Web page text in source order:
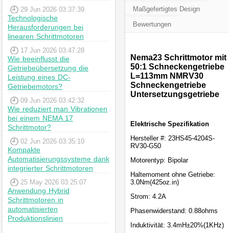
29 Jun 2026 03:37:39
Technologische
Herausforderungen bei
linearen Schrittmotoren
17 Jun 2026 03:47:28
Wie beeinflusst die
Getriebeübersetzung die
Leistung eines DC-
Getriebemotors?
09 Jun 2026 03:42:32
Wie reduziert man Vibrationen
bei einem NEMA 17
Schrittmotor?
02 Jun 2026 03:35:10
Kompakte
Automatisierungssysteme dank
integrierter Schrittmotoren
25 May 2026 03:25:07
Anwendung Hybrid
Schrittmotoren in
automatisierten
Produktionslinien
Maßgefertigtes Design
Bewertungen
Nema23 Schrittmotor mit
50:1 Schneckengetriebe
L=113mm NMRV30
Schneckengetriebe
Untersetzungsgetriebe
Elektrische Spezifikation
Hersteller #: 23HS45-4204S-
RV30-G50
Motorentyp: Bipolar
Haltemoment ohne Getriebe:
3.0Nm(425oz.in)
Strom: 4.2A
Phasenwiderstand: 0.88ohms
Induktivität: 3.4mH±20%(1KHz)